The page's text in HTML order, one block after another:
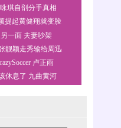
琪自剖分手真相
提起黄健翔就变脸
一面 夫妻吵架
靓颖走秀输给周迅
卢正雨
休息了 九曲黄河